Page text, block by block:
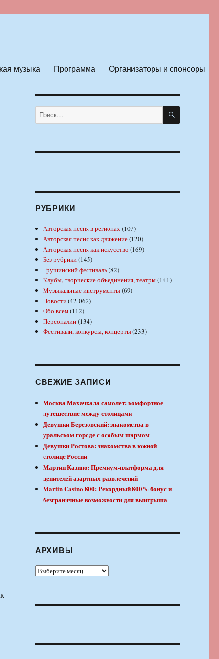
музыка Программа Организаторы и спонсоры
Искать: ПОИСК
РУБРИКИ
Авторская песня в регионах(107)
Авторская песня как движение(120)
Авторская песня как искусство (169)
Без рубрики(145)
Грушинский фестиваль(82)
Клубы, творческие объединения, театры(141)
Музыкальные инструменты(69)
Новости(42 062)
Обо всем(112)
Персоналии(134)
Фестивали, конкурсы, концерты(233)
СВЕЖИЕ ЗАПИСИ
Москва Махачкала самолет: комфортное
путешествие между столицами
Девушки Березовский: знакомства в
уральском городе с особым шармом
Девушки Ростова: знакомства в южной
столице России
Мартин Казино: Премиум-платформа для
ценителей азартных развлечений
Martin Casino 800: Рекордный 800% бонус и
безграничные возможности для выигрыша
АРХИВЫ
Архивы